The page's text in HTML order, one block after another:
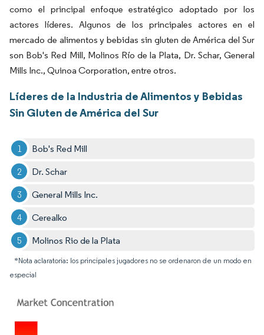
como el principal enfoque estratégico adoptado por los
actores líderes. Algunos de los principales actores en el
mercado de alimentos y bebidas sin gluten de América del Sur
son Bob's Red Mill, Molinos Río de la Plata, Dr. Schar, General
Mills Inc., Quinoa Corporation, entre otros.
Líderes de la Industria de Alimentos y Bebidas
Sin Gluten de América del Sur
Bob's Red Mill
Dr. Schar
General Mills Inc.
Cerealko
Molinos Rio de la Plata
*Nota aclaratoria: los principales jugadores no se ordenaron de un modo en
especial